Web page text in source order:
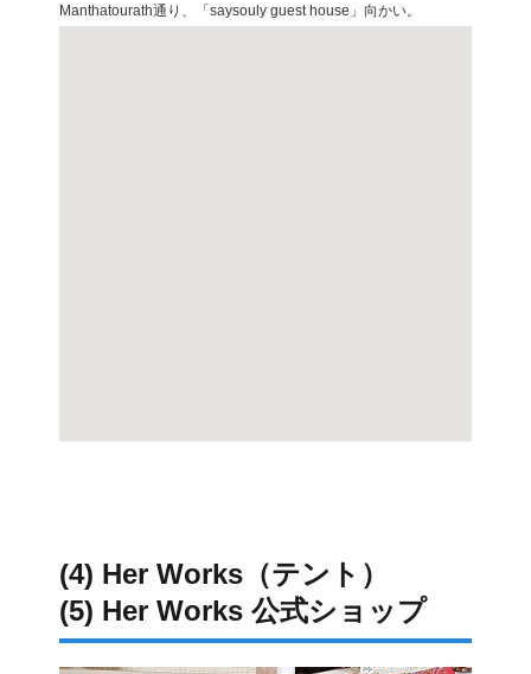
Manthatourath通り、「saysouly guest house」向かい。
(4) Her Works（テント）
(5) Her Works 公式ショップ